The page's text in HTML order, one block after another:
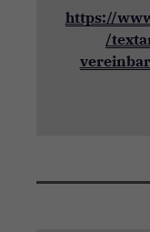
https://
/